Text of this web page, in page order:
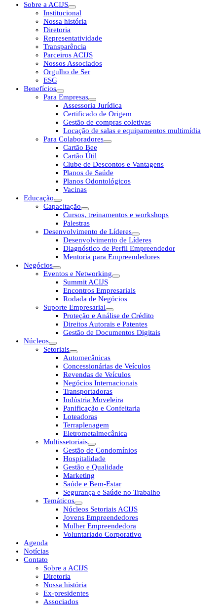
Sobre a ACIJS
Institucional
Nossa história
Diretoria
Representatividade
Transparência
Parceiros ACIJS
Nossos Associados
Orgulho de Ser
ESG
Benefícios
Para Empresas
Assessoria Jurídica
Certificado de Origem
Gestão de compras coletivas
Locação de salas e equipamentos multimídia
Para Colaboradores
Cartão Bee
Cartão Útil
Clube de Descontos e Vantagens
Planos de Saúde
Planos Odontológicos
Vacinas
Educação
Capacitação
Cursos, treinamentos e workshops
Palestras
Desenvolvimento de Líderes
Desenvolvimento de Líderes
Diagnóstico de Perfil Empreendedor
Mentoria para Empreendedores
Negócios
Eventos e Networking
Summit ACIJS
Encontros Empresariais
Rodada de Negócios
Suporte Empresarial
Proteção e Análise de Crédito
Direitos Autorais e Patentes
Gestão de Documentos Digitais
Núcleos
Setoriais
Automecânicas
Concessionárias de Veículos
Revendas de Veículos
Negócios Internacionais
Transportadoras
Indústria Moveleira
Panificação e Confeitaria
Loteadoras
Terraplenagem
Eletrometalmecânica
Multissetoriais
Gestão de Condomínios
Hospitalidade
Gestão e Qualidade
Marketing
Saúde e Bem-Estar
Segurança e Saúde no Trabalho
Temáticos
Núcleos Setoriais ACIJS
Jovens Empreendedores
Mulher Empreendedora
Voluntariado Corporativo
Agenda
Notícias
Contato
Sobre a ACIJS
Diretoria
Nossa história
Ex-presidentes
Associados